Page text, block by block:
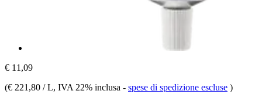
€ 11,09
(€ 221,80 / L, IVA 22% inclusa - spese di spedizione escluse )